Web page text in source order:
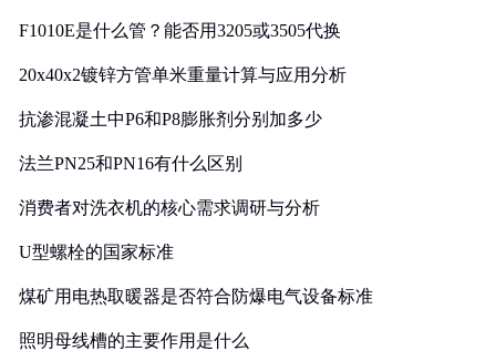
F1010E是什么管？能否用3205或3505代换
20x40x2镀锌方管单米重量计算与应用分析
抗渗混凝土中P6和P8膨胀剂分别加多少
法兰PN25和PN16有什么区别
消费者对洗衣机的核心需求调研与分析
U型螺栓的国家标准
煤矿用电热取暖器是否符合防爆电气设备标准
照明母线槽的主要作用是什么